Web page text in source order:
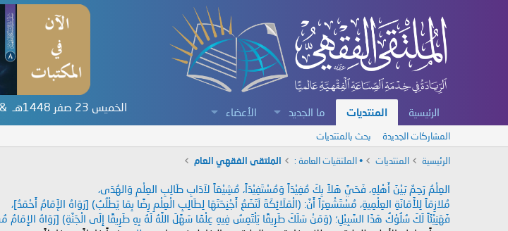
الرئيسية المنتديات ما الجديد الأعضاء الخميس 23 صفر 1448هـ & 6 أغسطس 2026م
المشاركات الجديدة بحث بالمنتديات
الرئيسية المنتديات • الملتقيات العامة : الملتقى الفقهي العام
العِلْمُ رَحِمٌ بَيْنَ أَهْلِهِ، فَحَيَّ هَلاً بِكَ مُفِيْدَاً وَمُسْتَفِيْدَاً، مُشِيْعَاً لآدَابِ طَالِبِ العِلْمِ وَالهُدَى،
مُلازِمَاً لِلأَمَانَةِ العِلْمِيةِ، مُسْتَشْعِرَاً أَنَّ: (الْمَلَائِكَةَ لَتَضَعُ أَجْنِحَتَهَا لِطَالِبِ الْعِلْمِ رِضًا بِمَا يَطْلُبُ) [رَوَاهُ الإَمَامُ أَحْمَدُ]،
فَهَنِيْئَاً لَكَ سُلُوْكُ هَذَا السَّبِيْلِ؛ (وَمَنْ سَلَكَ طَرِيقًا يَلْتَمِسُ فِيهِ عِلْمًا سَهَّلَ اللَّهُ لَهُ بِهِ طَرِيقًا إِلَى الْجَنَّةِ) [رَوَاهُ الإِمَامُ